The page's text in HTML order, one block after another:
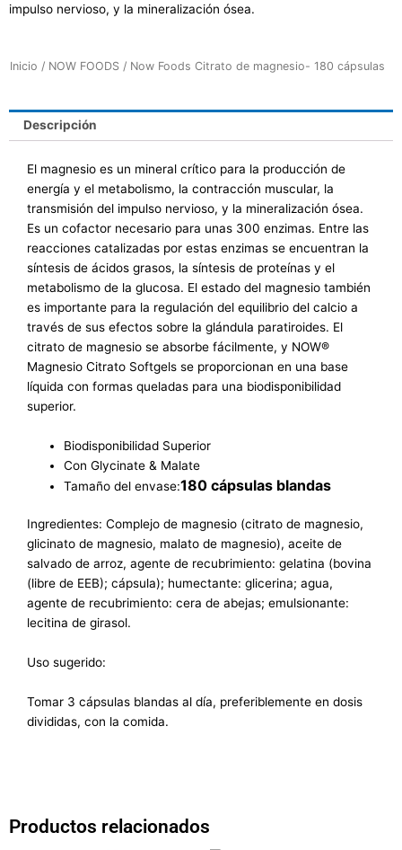
impulso nervioso, y la mineralización ósea.
Inicio / NOW FOODS / Now Foods Citrato de magnesio- 180 cápsulas
Descripción
El magnesio es un mineral crítico para la producción de
energía y el metabolismo, la contracción muscular, la
transmisión del impulso nervioso, y la mineralización ósea.
Es un cofactor necesario para unas 300 enzimas. Entre las
reacciones catalizadas por estas enzimas se encuentran la
síntesis de ácidos grasos, la síntesis de proteínas y el
metabolismo de la glucosa. El estado del magnesio también
es importante para la regulación del equilibrio del calcio a
través de sus efectos sobre la glándula paratiroides. El
citrato de magnesio se absorbe fácilmente, y NOW®
Magnesio Citrato Softgels se proporcionan en una base
líquida con formas queladas para una biodisponibilidad
superior.
Biodisponibilidad Superior
Con Glycinate & Malate
Tamaño del envase:180 cápsulas blandas
Ingredientes: Complejo de magnesio (citrato de magnesio,
glicinato de magnesio, malato de magnesio), aceite de
salvado de arroz, agente de recubrimiento: gelatina (bovina
(libre de EEB); cápsula); humectante: glicerina; agua,
agente de recubrimiento: cera de abejas; emulsionante:
lecitina de girasol.
Uso sugerido:
Tomar 3 cápsulas blandas al día, preferiblemente en dosis
divididas, con la comida.
Productos relacionados